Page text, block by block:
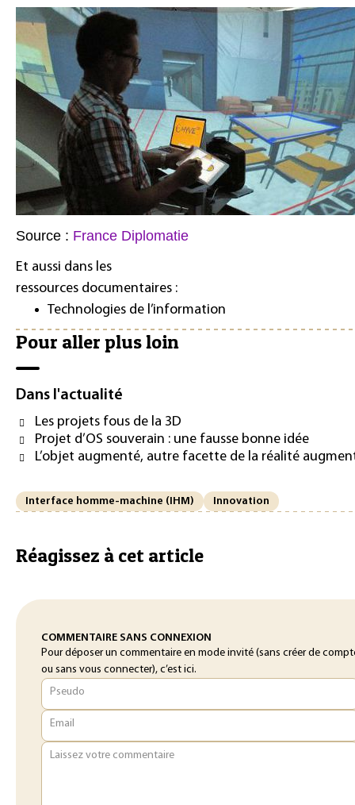
Source : France Diplomatie
Et aussi dans les
ressources documentaires :
Technologies de l’information
Pour aller plus loin
Dans l'actualité
Les projets fous de la 3D
Projet d’OS souverain : une fausse bonne idée
L’objet augmenté, autre facette de la réalité
Interface homme-machine (IHM) Innovation
Réagissez à cet article
COMMENTAIRE SANS CONNEXION
Pour déposer un commentaire en mode invité (sans créer de
ou sans vous connecter), c’est ici.
Pseudo
Email
Laissez votre commentaire